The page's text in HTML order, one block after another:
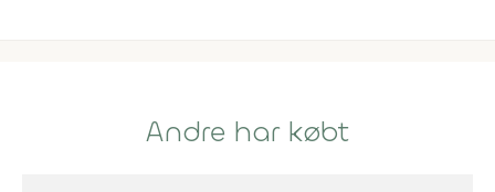
Andre har købt